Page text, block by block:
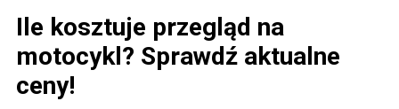
Ile kosztuje przegląd na
motocykl? Sprawdź aktualne
ceny!